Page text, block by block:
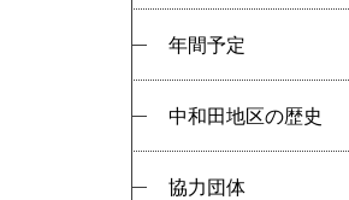
年間予定
中和田地区の歴史
協力団体